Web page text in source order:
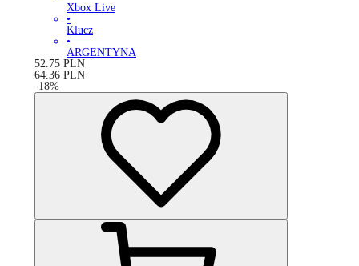
Xbox Live
•
Klucz
•
ARGENTYNA
52.75 PLN
64.36 PLN
-18%